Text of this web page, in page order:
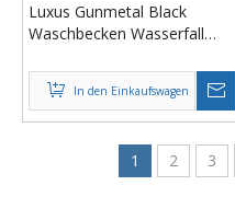
Luxus Gunmetal Black
Waschbecken Wasserfall
304 Edelstahl Multifunktions-
Küchenspüle mit
Wasserhahn-Zubehör
In den Einkaufswagen
1 2 3